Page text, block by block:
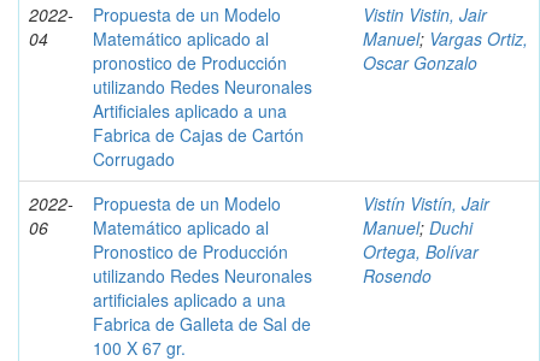
2022-
04
Propuesta de un Modelo
Matemático aplicado al
pronostico de Producción
utilizando Redes Neuronales
Artificiales aplicado a una
Fabrica de Cajas de Cartón
Corrugado
Vistin Vistin, Jair
Manuel; Vargas Ortiz,
Oscar Gonzalo
2022-
06
Propuesta de un Modelo
Matemático aplicado al
Pronostico de Producción
utilizando Redes Neuronales
artificiales aplicado a una
Fabrica de Galleta de Sal de
100 X 67 gr.
Vistín Vistín, Jair
Manuel; Duchi
Ortega, Bolívar
Rosendo